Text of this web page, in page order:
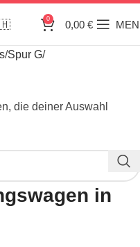
0 0,00 €
Spur G
die deiner Auswahl
in